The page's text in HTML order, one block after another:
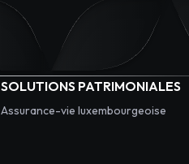
SOLUTIONS PATRIMONIALES
Assurance-vie luxembourgeoise